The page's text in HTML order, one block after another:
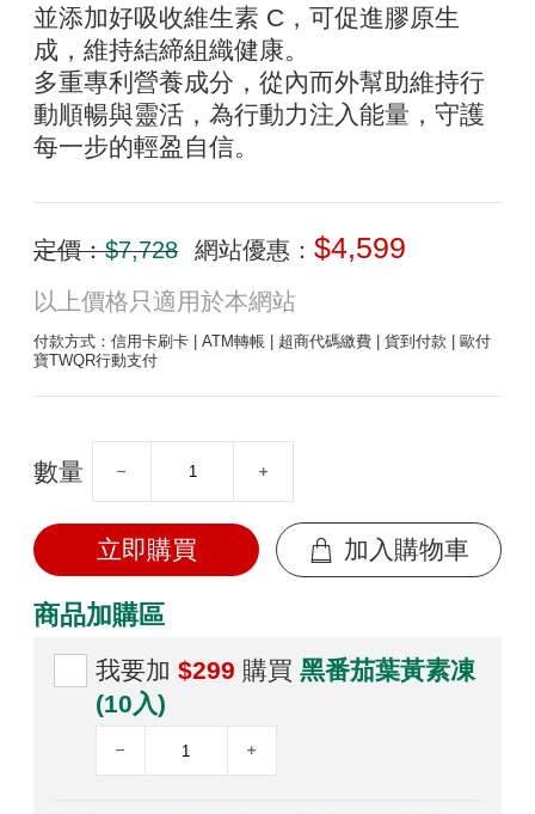
並添加好吸收維生素 C，可促進膠原生
成，維持結締組織健康。
多重專利營養成分，從內而外幫助維持行
動順暢與靈活，為行動力注入能量，守護
每一步的輕盈自信。
定價：$7,728 網站優惠： $4,599
以上價格只適用於本網站
付款方式：信用卡刷卡 | ATM轉帳 | 超商代碼繳費 | 貨到付款 | 歐付
寶TWQR行動支付
數量
立即購買 加入購物車
商品加購區
我要加 $299 購買 黑番茄葉黃素凍
(10入)